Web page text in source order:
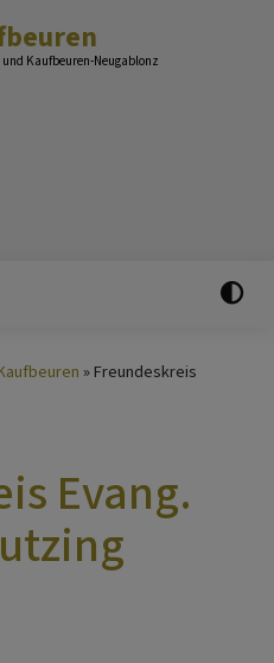
Kaufbeuren-Neugablonz
Freundeskreis
Evang.